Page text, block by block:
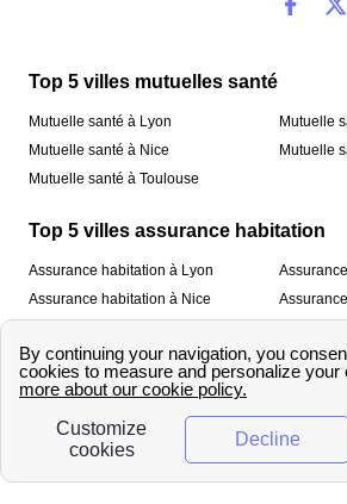
Top 5 villes mutuelles santé
Mutuelle santé à Lyon
Mutuelle santé à Nice
Mutuelle santé à Toulouse
Mutuelle
Mutuelle
Top 5 villes assurance habitation
Assurance habitation à Lyon
Assurance habitation à Nice
À propos
Qui sommes-nous ? Mentions